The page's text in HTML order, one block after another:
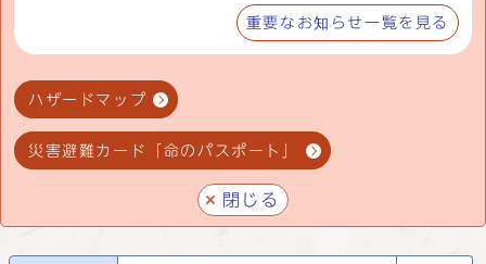
重要なお知らせ一覧を見る
ハザードマップ
災害避難カード「命のパスポート」
閉じる